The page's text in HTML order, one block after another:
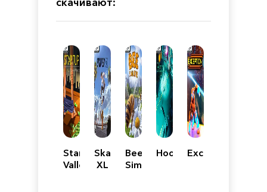
Startup
Valley
Skater
XL
Bee
Simulator
Hoodo Exception